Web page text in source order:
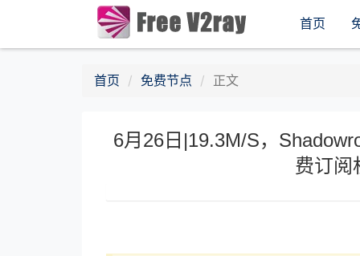
首页
首页 免费节点 正文
6月26日|19.3M/S，
费订阅